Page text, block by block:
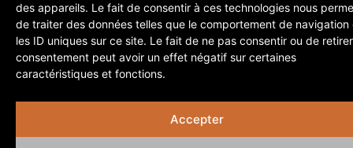
des appareils. Le fait de consentir à ces technologies nous
de traiter des données telles que le comportement de navigation
les ID uniques sur ce site. Le fait de ne pas consentir ou de
consentement peut avoir un effet négatif sur certaines
caractéristiques et fonctions.
Accepter